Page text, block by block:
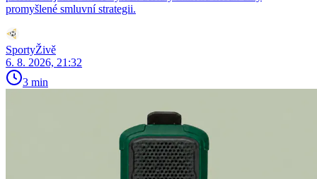
promyšlené smluvní strategii.
SportyŽivě
6. 8. 2026, 21:32
3 min